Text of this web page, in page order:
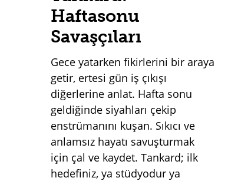
Haftasonu
Savaşçıları
Gece yatarken fikirlerini bir araya
getir, ertesi gün iş çıkışı
diğerlerine anlat. Hafta sonu
geldiğinde siyahları çekip
enstrümanını kuşan. Sıkıcı ve
anlamsız hayatı savuşturmak
için çal ve kaydet. Tankard; ilk
hedefiniz, ya stüdyodur ya